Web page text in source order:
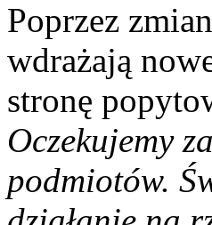
Poprzez
wdrażają
stronę
Oczekujemy
podmiotów.